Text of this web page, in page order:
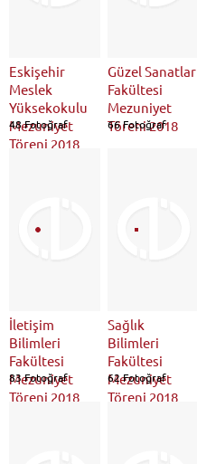
Eskişehir
Meslek
Yüksekokulu
Mezuniyet
Töreni 2018
48 Fotoğraf
Güzel Sanatlar
Fakültesi
Mezuniyet
Töreni 2018
66 Fotoğraf
İletişim
Bilimleri
Fakültesi
Mezuniyet
Töreni 2018
83 Fotoğraf
Sağlık
Bilimleri
Fakültesi
Mezuniyet
Töreni 2018
62 Fotoğraf